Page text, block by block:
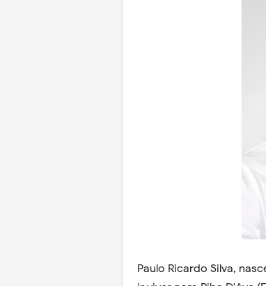
Paulo Ricardo Silva,